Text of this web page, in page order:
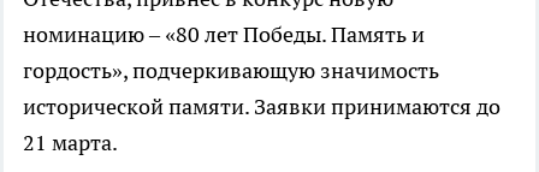
номинацию – «80 лет Победы. Память и
гордость», подчеркивающую значимость
исторической памяти. Заявки принимаются до
21 марта.